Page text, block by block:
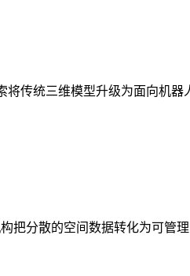
传统三维模型升级为面向机器
把分散的空间数据转化为可管